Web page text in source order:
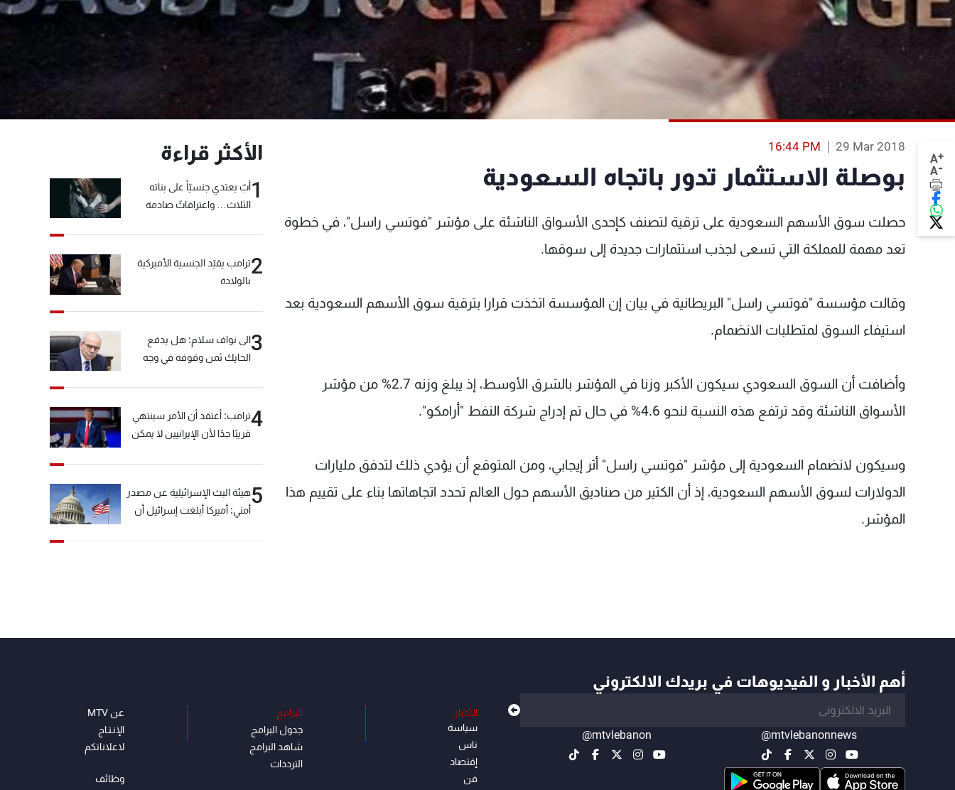
A+
A-
29 Mar 2018
16:44 PM
بوصلة الاستثمار تدور باتجاه السعودية
حصلت سوق الأسهم السعودية على ترقية لتصنف كإحدى الأسواق الناشئة على مؤشر "فوتسي راسل"، في خطوة
تعد مهمة للمملكة التي تسعى لجذب استثمارات جديدة إلى سوقها.
وقالت مؤسسة "فوتسي راسل" البريطانية في بيان إن المؤسسة اتخذت قرارا بترقية سوق الأسهم السعودية بعد
استيفاء السوق لمتطلبات الانضمام.
وأضافت أن السوق السعودي سيكون الأكبر وزنا في المؤشر بالشرق الأوسط، إذ يبلغ وزنه 2.7% من مؤشر
الأسواق الناشئة وقد ترتفع هذه النسبة لنحو 4.6% في حال تم إدراج شركة النفط "أرامكو".
وسيكون لانضمام السعودية إلى مؤشر "فوتسي راسل" أثر إيجابي، ومن المتوقع أن يؤدي ذلك لتدفق مليارات
الدولارات لسوق الأسهم السعودية، إذ أن الكثير من صناديق الأسهم حول العالم تحدد اتجاهاتها بناء على تقييم هذا
المؤشر.
الأكثر قراءة
1أبٌ يعتدي جنسيّاً على بناته
الثلاث… واعترافاتٌ صادمة
2ترامب يقيّد الجنسية الأميركية
بالولادة
3الى نواف سلام: هل يدفع
الحايك ثمن وقوفه في وجه
4ترامب: أعتقد أن الأمر سينتهي
قريبًا جدًا لأن الإيرانيين لا يمكن
5هيئة البث الإسرائيلية عن مصدر
أمني: أميركا أبلغت إسرائيل أن
أهم الأخبار و الفيديوهات في بريدك الالكتروني
@mtvlebanonnews
@mtvlebanon
الأخبار
سياسة
ناس
إقتصاد
فن
البرامج
جدول البرامج
شاهد البرامج
الترددات
عن MTV
الإنـتـاج
لاعلاناتكم
وظائف